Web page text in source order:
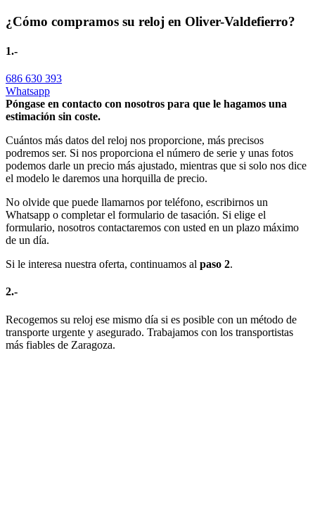
¿Cómo compramos su reloj en Oliver-Valdefierro?
1.-
686 630 393
Whatsapp
Póngase en contacto con nosotros para que le hagamos una
estimación sin coste.
Cuántos más datos del reloj nos proporcione, más precisos
podremos ser. Si nos proporciona el número de serie y unas fotos
podemos darle un precio más ajustado, mientras que si solo nos dice
el modelo le daremos una horquilla de precio.
No olvide que puede llamarnos por teléfono, escribirnos un
Whatsapp o completar el formulario de tasación. Si elige el
formulario, nosotros contactaremos con usted en un plazo máximo
de un día.
Si le interesa nuestra oferta, continuamos al paso 2.
2.-
Recogemos su reloj ese mismo día si es posible con un método de
transporte urgente y asegurado. Trabajamos con los transportistas
más fiables de Zaragoza.